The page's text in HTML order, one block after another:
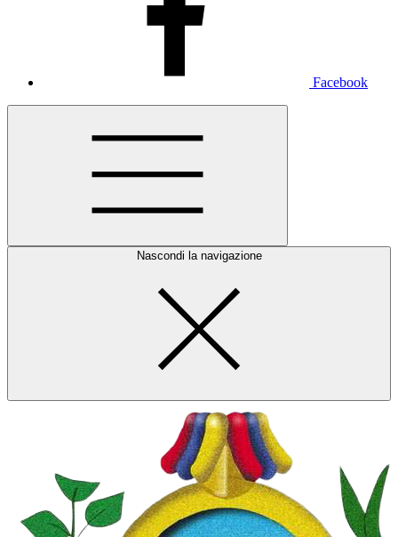
Facebook
Nascondi la navigazione